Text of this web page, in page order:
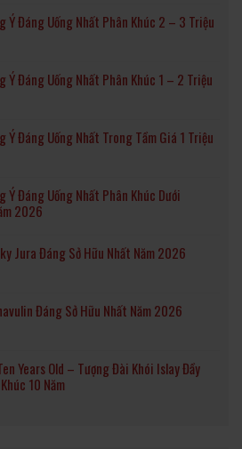
Ý Đáng Uống Nhất Phân Khúc 2 – 3 Triệu
Ý Đáng Uống Nhất Phân Khúc 1 – 2 Triệu
Ý Đáng Uống Nhất Trong Tầm Giá 1 Triệu
Ý Đáng Uống Nhất Phân Khúc Dưới
2026
Jura Đáng Sở Hữu Nhất Năm 2026
Đáng Sở Hữu Nhất Năm 2026
Years Old – Tượng Đài Khói Islay Đầy
10 Năm